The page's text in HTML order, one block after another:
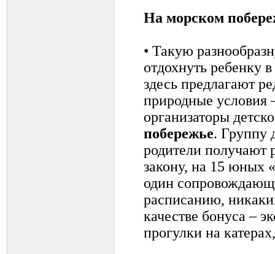
На морском
• Такую
отдохнуть ребенку
здесь предлагают
природные условия
организаторы
побережье. Группу
родители получают
закону, на 15 юных
один
расписанию,
качестве бонуса –
прогулки на